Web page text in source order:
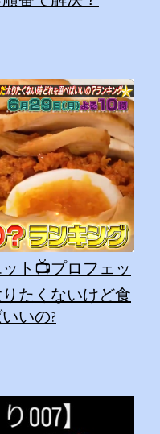
ト📺プロフェッ
たくないけど食
いの?